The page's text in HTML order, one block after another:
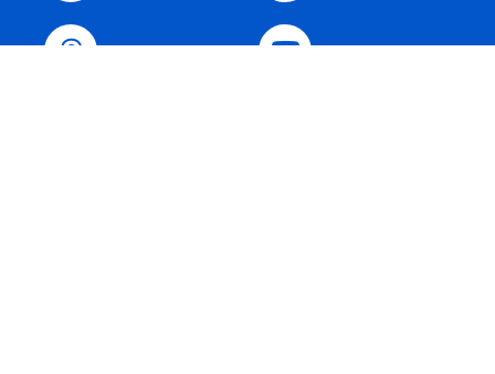
Threads YouTube